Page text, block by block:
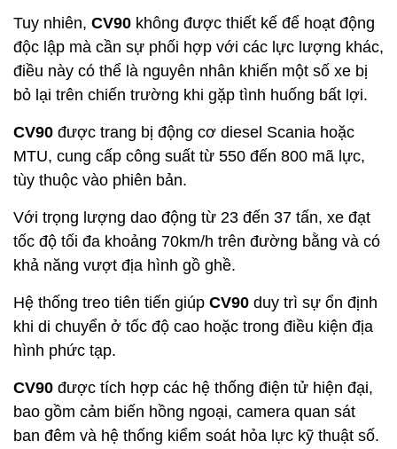
Tuy nhiên, CV90 không được thiết kế để hoạt động
độc lập mà cần sự phối hợp với các lực lượng khác,
điều này có thể là nguyên nhân khiến một số xe bị
bỏ lại trên chiến trường khi gặp tình huống bất lợi.
CV90 được trang bị động cơ diesel Scania hoặc
MTU, cung cấp công suất từ 550 đến 800 mã lực,
tùy thuộc vào phiên bản.
Với trọng lượng dao động từ 23 đến 37 tấn, xe đạt
tốc độ tối đa khoảng 70km/h trên đường bằng và có
khả năng vượt địa hình gồ ghề.
Hệ thống treo tiên tiến giúp CV90 duy trì sự ổn định
khi di chuyển ở tốc độ cao hoặc trong điều kiện địa
hình phức tạp.
CV90 được tích hợp các hệ thống điện tử hiện đại,
bao gồm cảm biến hồng ngoại, camera quan sát
ban đêm và hệ thống kiểm soát hỏa lực kỹ thuật số.